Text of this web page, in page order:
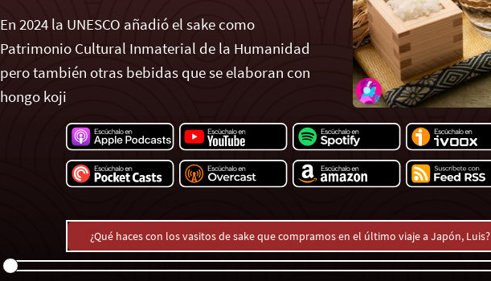
En 2024 la UNESCO añadió el sake como
Patrimonio Cultural Inmaterial de la Humanidad
pero también otras bebidas que se elaboran con
hongo koji
¿Qué haces con los vasitos de sake que compramos en el último viaje a Japón, Luis?